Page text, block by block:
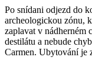
Po snídani odjezd do
archeologickou zónu,
zaplavat v nádherném
destilátu a nebude
Carmen. Ubytování je